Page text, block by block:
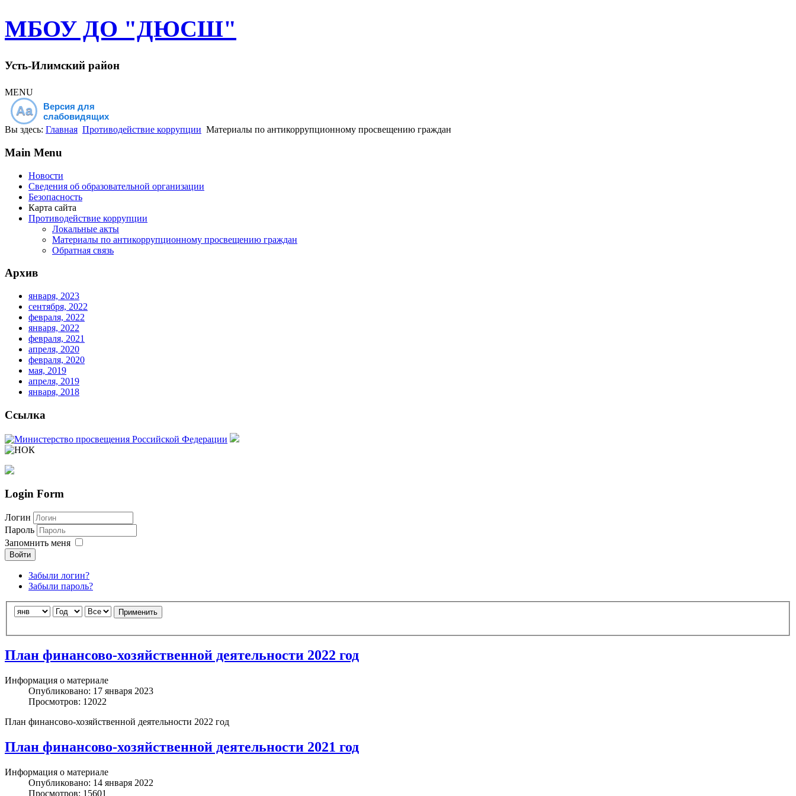
МБОУ ДО "ДЮСШ"
Усть-Илимский район
MENU
Aa
Версия для
слабовидящих
Вы здесь: Главная Противодействие коррупции Материалы по антикоррупционному просвещению граждан
Main Menu
Новости
Сведения об образовательной организации
Безопасность
Карта сайта
Противодействие коррупции
Локальные акты
Материалы по антикоррупционному просвещению граждан
Обратная связь
Архив
января, 2023
сентября, 2022
февраля, 2022
января, 2022
февраля, 2021
апреля, 2020
февраля, 2020
мая, 2019
апреля, 2019
января, 2018
Ссылка
Login Form
Логин
Пароль
Запомнить меня
Войти
Забыли логин?
Забыли пароль?
Компоненты, модули, шаблоны и другие
Применить
План финансово-хозяйственной деятельности 2022 год
Информация о материале
Опубликовано: 17 января 2023
Просмотров: 12022
План финансово-хозяйственной деятельности 2022 год
План финансово-хозяйственной деятельности 2021 год
Информация о материале
Опубликовано: 14 января 2022
Просмотров: 15601